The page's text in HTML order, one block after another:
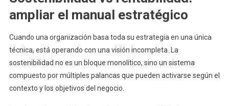
ampliar el manual estratégico
Cuando una organización basa toda su estrategia en una única
técnica, está operando con una visión incompleta. La
sostenibilidad no es un bloque monolítico, sino un sistema
compuesto por múltiples palancas que pueden activarse según el
contexto y los objetivos del negocio.